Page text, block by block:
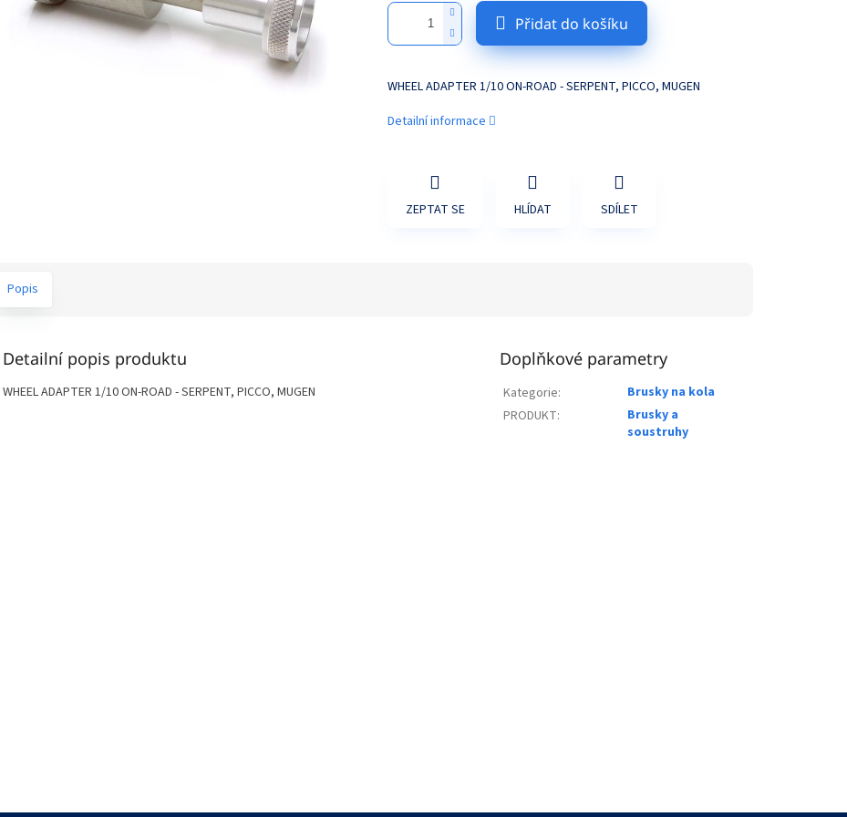
Přidat do košíku
WHEEL ADAPTER 1/10 ON-ROAD - SERPENT, PICCO, MUGEN
Detailní informace
ZEPTAT SE HLÍDAT SDÍLET
Popis
Detailní popis produktu
WHEEL ADAPTER 1/10 ON-ROAD - SERPENT, PICCO, MUGEN
Doplňkové parametry
Kategorie:
Brusky na kola
PRODUKT:
Brusky a
soustruhy